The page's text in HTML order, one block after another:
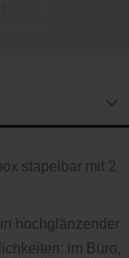
stapelbar mit 2
hochglänzender
im Büro,